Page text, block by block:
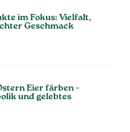
im Fokus: Vielfalt,
Geschmack
Eier färben –
und gelebtes